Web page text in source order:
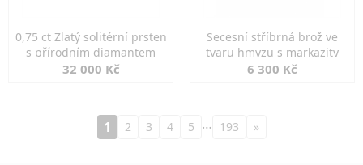
0,75 ct Zlatý solitérní prsten
s přírodním diamantem
32 000 Kč
Secesní stříbrná brož ve
tvaru hmyzu s markazity
6 300 Kč
1 2 3 4 5 … 193 »